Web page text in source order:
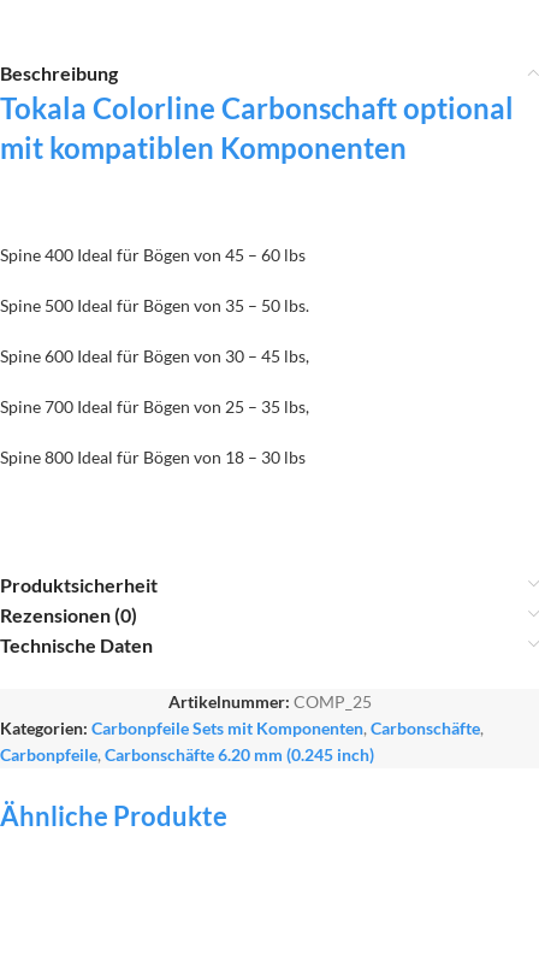
Beschreibung
Tokala Colorline Carbonschaft optional
mit kompatiblen Komponenten
Spine 400 Ideal für Bögen von 45 – 60 lbs
Spine 500 Ideal für Bögen von 35 – 50 lbs.
Spine 600 Ideal für Bögen von 30 – 45 lbs,
Spine 700 Ideal für Bögen von 25 – 35 lbs,
Spine 800 Ideal für Bögen von 18 – 30 lbs
Produktsicherheit
Rezensionen (0)
Technische Daten
Artikelnummer: COMP_25
Kategorien: Carbonpfeile Sets mit Komponenten, Carbonschäfte,
Carbonpfeile, Carbonschäfte 6.20 mm (0.245 inch)
Ähnliche Produkte